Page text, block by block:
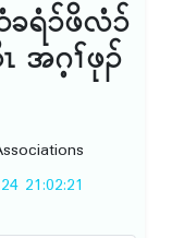
ရံ၁်ဖိလံ၁်
အဂ့ၢ်ဖုၣ်
21:02:21